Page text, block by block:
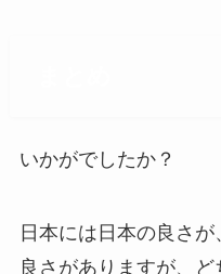
いかがでしたか？
日本には日本の良さ
良さがありますが、